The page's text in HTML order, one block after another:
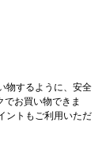
物するように、安全
でお買い物できま
ントもご利用いただ